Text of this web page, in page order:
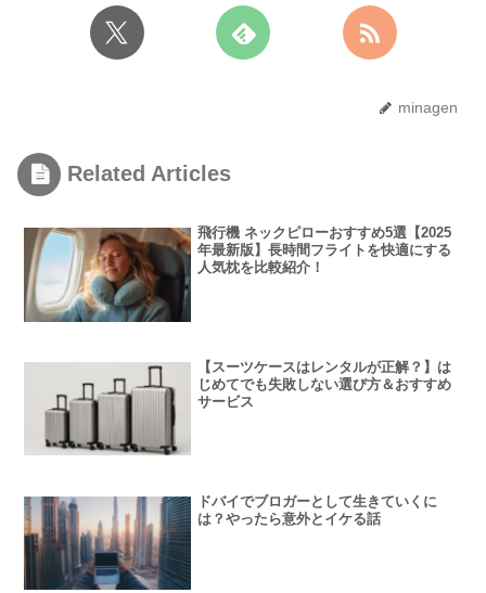
minagen
Related Articles
飛行機 ネックピローおすすめ5選【2025
年最新版】長時間フライトを快適にする
人気枕を比較紹介！
【スーツケースはレンタルが正解？】は
じめてでも失敗しない選び方＆おすすめ
サービス
ドバイでブロガーとして生きていくに
は？やったら意外とイケる話